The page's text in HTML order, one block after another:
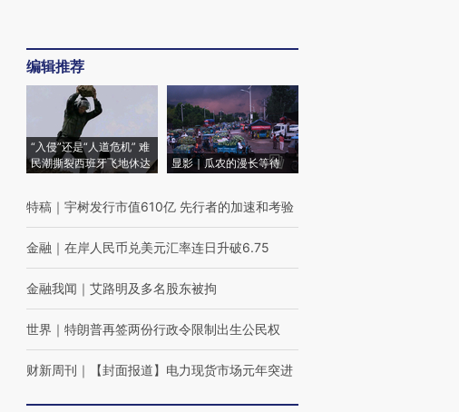
编辑推荐
“入侵”还是“人道危机” 难
民潮撕裂西班牙飞地休达
显影｜瓜农的漫长等待
特稿 ｜ 宇树发行市值610亿 先行者的加速和考验
金融 ｜ 在岸人民币兑美元汇率连日升破6.75
金融我闻 ｜ 艾路明及多名股东被拘
世界 ｜ 特朗普再签两份行政令限制出生公民权
财新周刊 ｜ 【封面报道】电力现货市场元年突进